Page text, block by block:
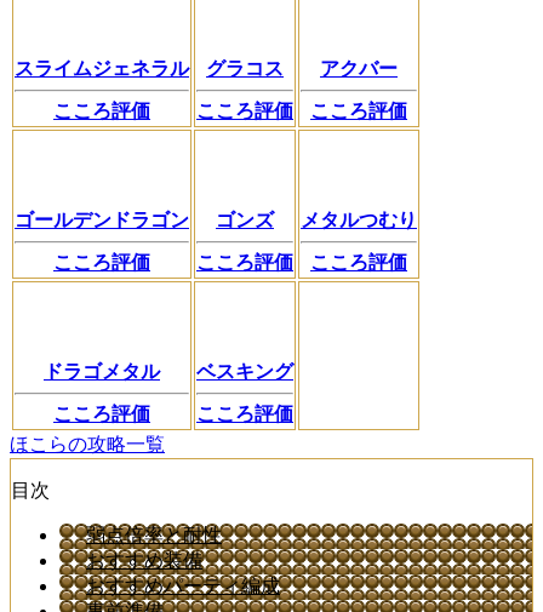
スライムジェネラル
こころ評価
グラコス
こころ評価
アクバー
こころ評価
ゴールデンドラゴン
こころ評価
ゴンズ
こころ評価
メタルつむり
こころ評価
ドラゴメタル
こころ評価
ベスキング
こころ評価
ほこらの攻略一覧
目次
弱点倍率と耐性
おすすめ装備
おすすめパーティ編成